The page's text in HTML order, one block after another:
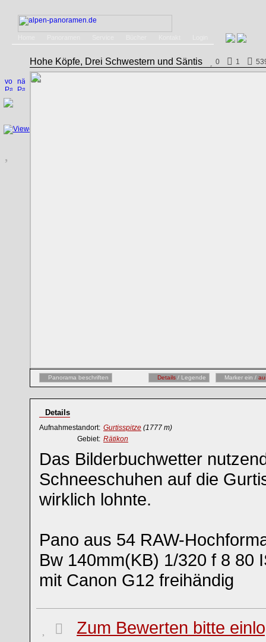
Hohe Köpfe, Drei Schwestern und Säntis 0 1
Panorama beschriften Details / Legende Marker ein /
Details
Aufnahmestandort: Gurtisspitze (1777 m)
Gebiet: Rätikon
Das Bilderbuchwetter
Schneeschuhen auf die
wirklich lohnte.
Pano aus 54 RAW-
Bw 140mm(KB) 1/320 f 8 80
mit Canon G12 freihändig
Zum Bewerten bitte